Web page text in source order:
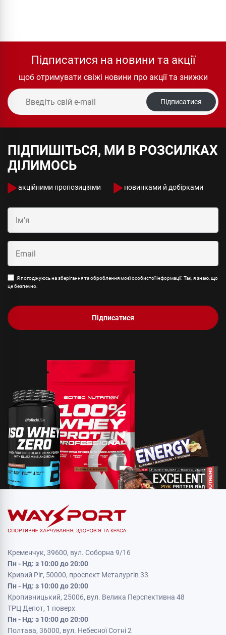
Підписатися на новини та акції
щоб отримувати свіжі новини про акції та знижки
Підписатися
ПІДПИШІТЬСЯ, МИ В РОЗСИЛКАХ
ДІЛИМОСЬ
акційними пропозиціями новинками й добірками
Я погоджуюсь на зберігання та оброблення моєї особистої інформації. Так, я знаю, що
це безпечно.
Підписатися
Кременчук, 39600, вул. Соборна 9/16
Пн - Нд: з 10:00 до 20:00
Кривий Ріг, 50000, проспект Металургів 33
Пн - Нд: з 10:00 до 20:00
Кропивницький, 25006, вул. Велика Перспективна 48
ТРЦ Депот, 1 поверх
Пн - Нд: з 10:00 до 20:00
Полтава, 36000, вул. Небесної Сотні 2